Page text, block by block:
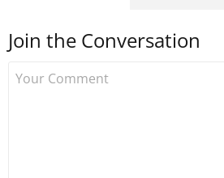
Uzmancoin
Join the Conversation